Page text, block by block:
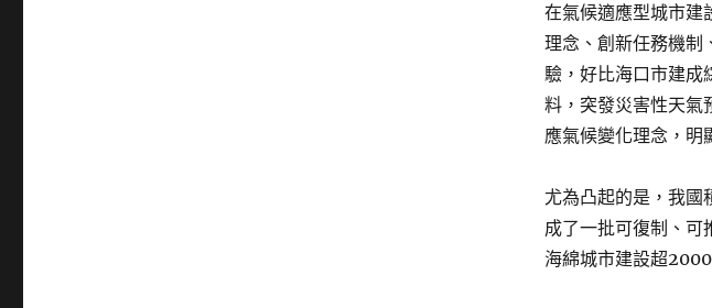
在氣候適應型城市建
理念、創新任務機制
驗，好比海口市建成
料，突發災害性天氣
應氣候變化理念，明
尤為凸起的是，我國
成了一批可復制、可
海綿城市建設超